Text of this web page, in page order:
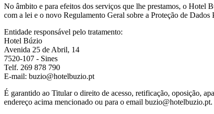
No âmbito e para efeitos dos serviços que lhe prestamos, o Hotel
com a lei e o novo Regulamento Geral sobre a Proteção de
Entidade responsável pelo tratamento:
Hotel Búzio
Avenida 25 de Abril, 14
7520-107 - Sines
Telf. 269 878 790
E-mail: buzio@hotelbuzio.pt
É garantido ao Titular o direito de acesso, retificação, oposição,
endereço acima mencionado ou para o email buzio@hotelbuzio.pt.